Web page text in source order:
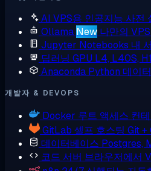
AI VPS용 인공지능 사전
Ollama New 나만의
Jupyter Notebooks 내
딥러닝 GPU L4, L40S,
Anaconda Python 데이
개발자 & DEVOPS
Docker 루트 액세스 컨
GitLab 셀프 호스팅 Git
데이터베이스 Postgres,
코드 서버 브라우저에서